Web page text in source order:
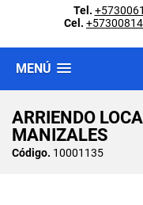
Tel.
Cel.
MENÚ
ARRIENDO
MANIZALES
Código. 10001135